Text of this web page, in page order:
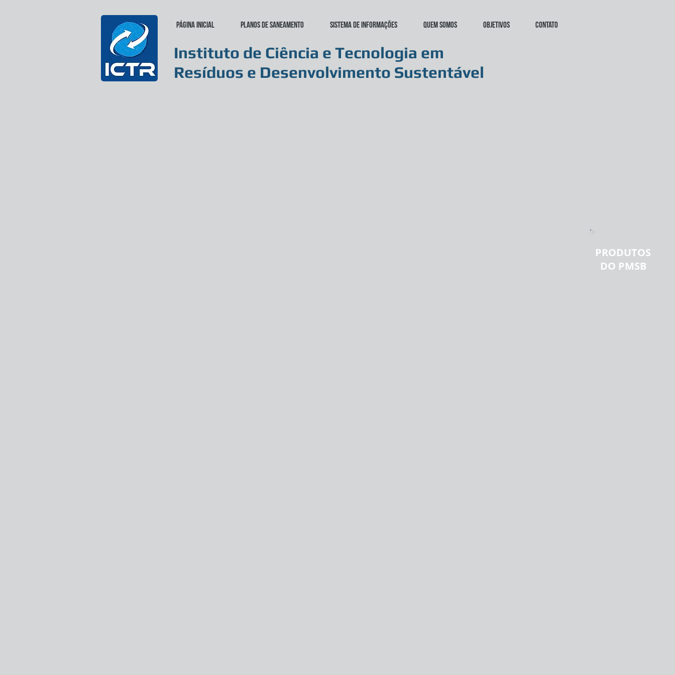
Página inicial Planos de Saneamento Sistema de Informações Quem somos Objetivos Contato
Instituto de Ciência e Tecnologia em
Resíduos e Desenvolvimento Sustentável
PRODUTOS
DO PMSB